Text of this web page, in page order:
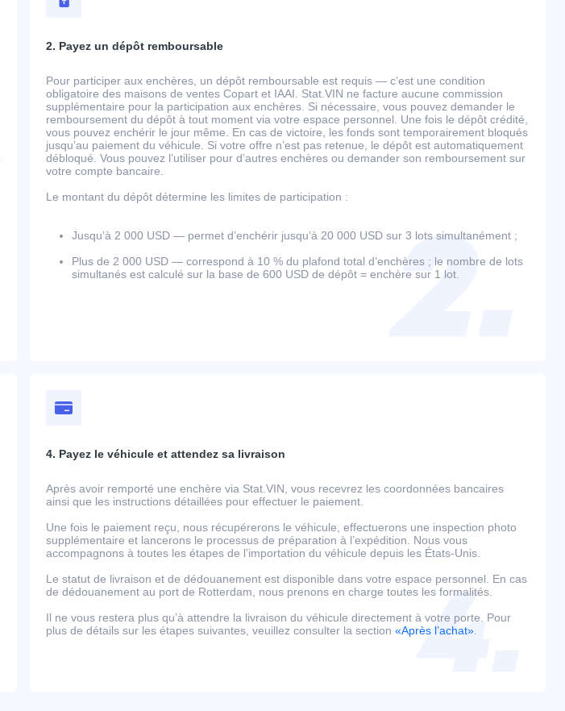
2. Payez un dépôt remboursable
Pour participer aux enchères, un dépôt remboursable est requis — c’est une condition
obligatoire des maisons de ventes Copart et IAAI. Stat.VIN ne facture aucune commission
supplémentaire pour la participation aux enchères. Si nécessaire, vous pouvez demander le
remboursement du dépôt à tout moment via votre espace personnel. Une fois le dépôt crédité,
vous pouvez enchérir le jour même. En cas de victoire, les fonds sont temporairement bloqués
jusqu’au paiement du véhicule. Si votre offre n’est pas retenue, le dépôt est automatiquement
débloqué. Vous pouvez l’utiliser pour d’autres enchères ou demander son remboursement sur
votre compte bancaire.
Le montant du dépôt détermine les limites de participation :
Jusqu’à 2 000 USD — permet d’enchérir jusqu’à 20 000 USD sur 3 lots simultanément ;
Plus de 2 000 USD — correspond à 10 % du plafond total d’enchères ; le nombre de lots
simultanés est calculé sur la base de 600 USD de dépôt = enchère sur 1 lot.
4. Payez le véhicule et attendez sa livraison
Après avoir remporté une enchère via Stat.VIN, vous recevrez les coordonnées bancaires
ainsi que les instructions détaillées pour effectuer le paiement.
Une fois le paiement reçu, nous récupérerons le véhicule, effectuerons une inspection photo
supplémentaire et lancerons le processus de préparation à l’expédition. Nous vous
accompagnons à toutes les étapes de l’importation du véhicule depuis les États-Unis.
Le statut de livraison et de dédouanement est disponible dans votre espace personnel. En cas
de dédouanement au port de Rotterdam, nous prenons en charge toutes les formalités.
Il ne vous restera plus qu’à attendre la livraison du véhicule directement à votre porte. Pour
plus de détails sur les étapes suivantes, veuillez consulter la section «Après l’achat»